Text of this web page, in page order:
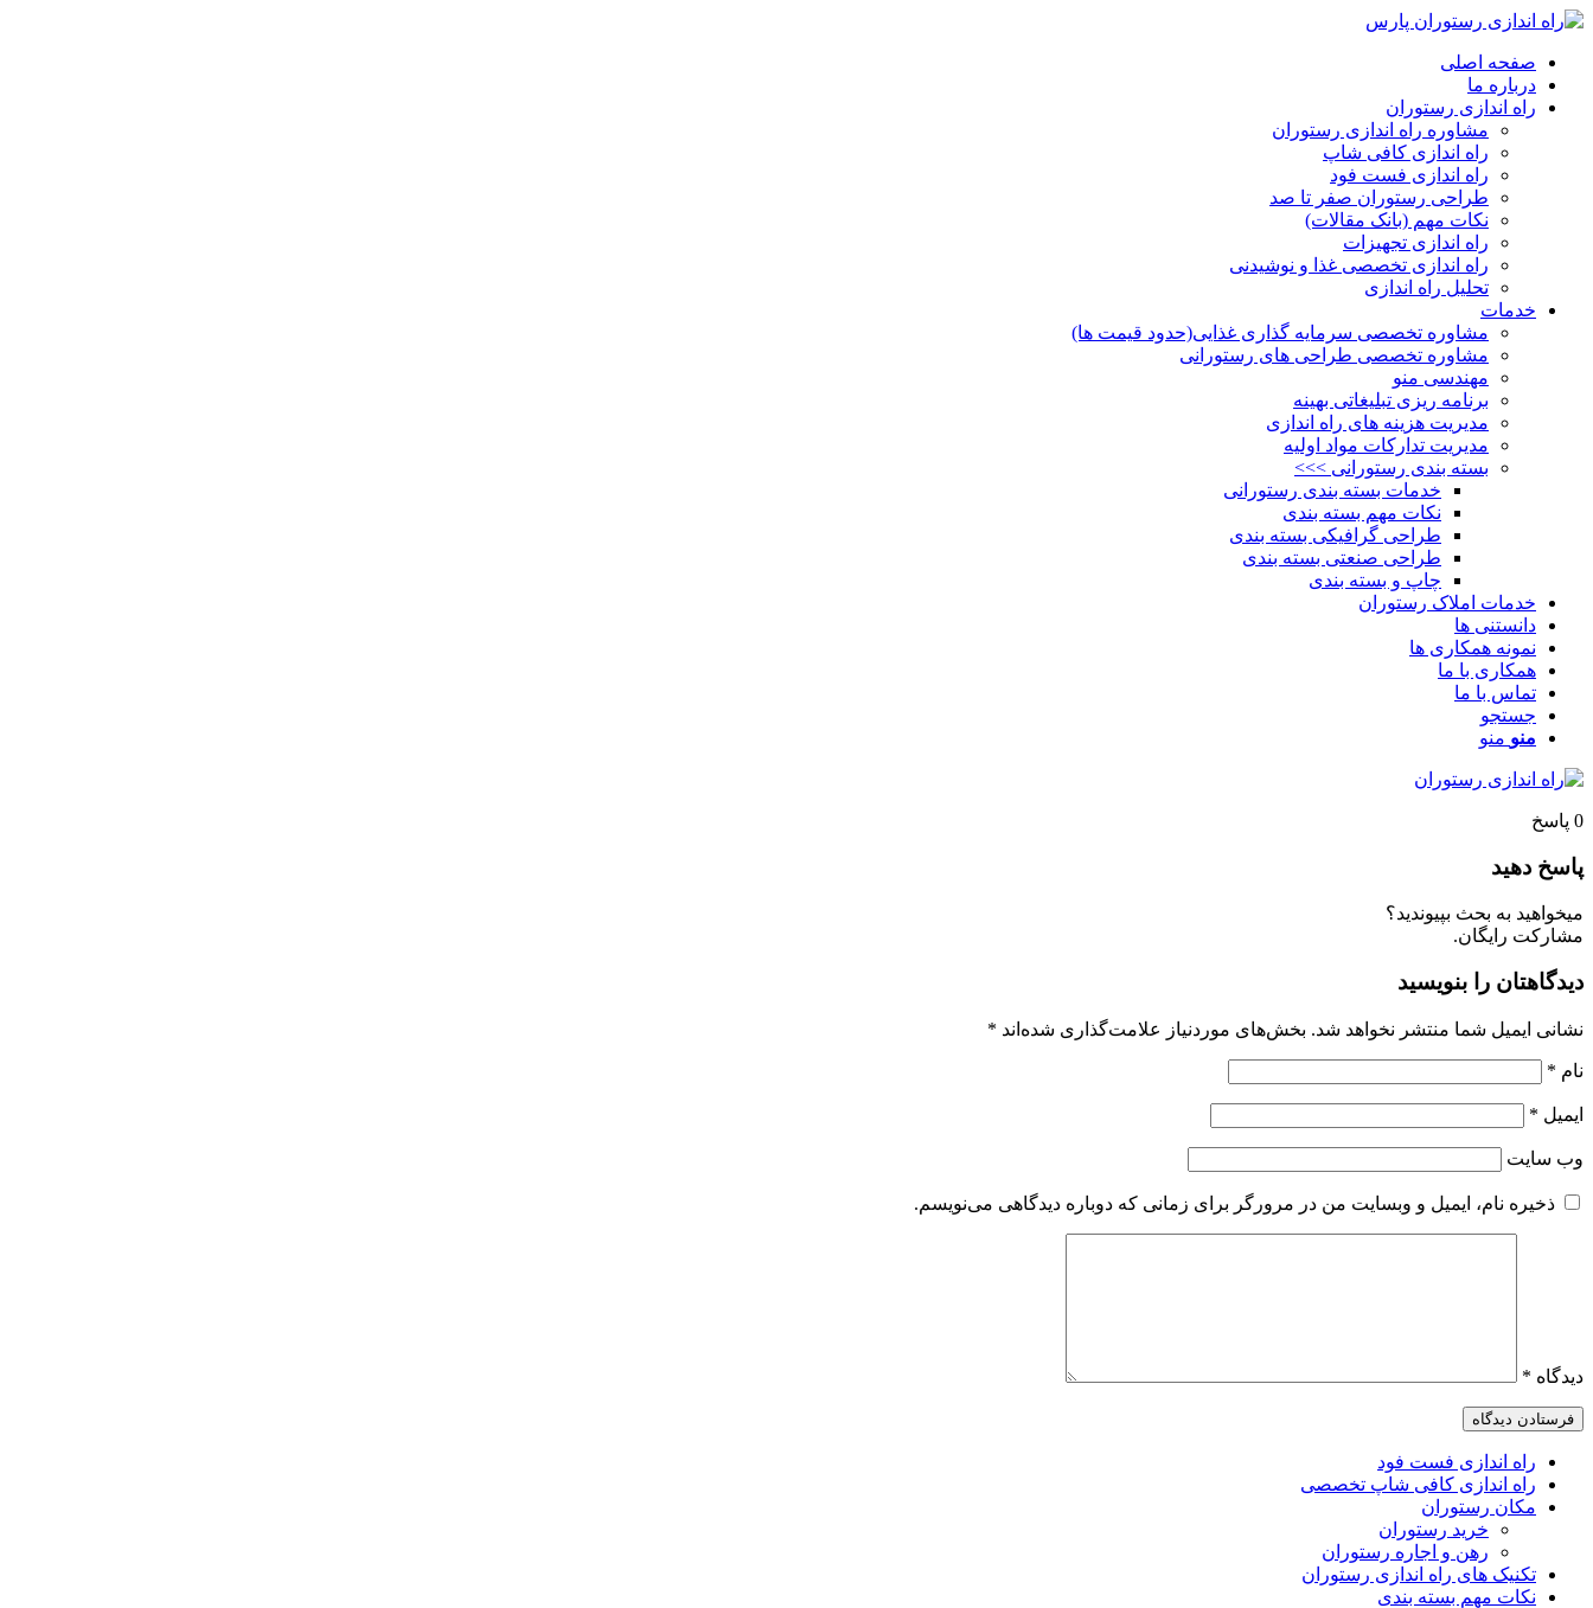
صفحه اصلی
درباره ما
راه اندازی رستوران
مشاوره راه اندازی رستوران
راه اندازی کافی شاپ
راه اندازی فست فود
طراحی رستوران صفر تا صد
نکات مهم (بانک مقالات)
راه اندازی تجهیزات
راه اندازی تخصصی غذا و نوشیدنی
تحلیل راه اندازی
خدمات
مشاوره تخصصی سرمایه گذاری غذایی(حدود قیمت ها)
مشاوره تخصصی طراحی های رستورانی
مهندسی منو
برنامه ریزی تبلیغاتی بهینه
مدیریت هزینه های راه اندازی
مدیریت تدارکات مواد اولیه
بسته بندی رستورانی >>>
خدمات بسته بندی رستورانی
نکات مهم بسته بندی
طراحی گرافیکی بسته بندی
طراحی صنعتی بسته بندی
چاپ و بسته بندی
خدمات املاک رستوران
دانستنی ها
نمونه همکاری ها
همکاری با ما
تماس با ما
جستجو
منو منو
0 پاسخ
پاسخ دهید
میخواهید به بحث بپیوندید؟
مشارکت رایگان.
دیدگاهتان را بنویسید
نشانی ایمیل شما منتشر نخواهد شد. بخش‌های موردنیاز علامت‌گذاری شده‌اند *
نام *
ایمیل *
وب‌ سایت
ذخیره نام، ایمیل و وبسایت من در مرورگر برای زمانی که دوباره دیدگاهی می‌نویسم.
دیدگاه *
راه اندازی فست فود
راه اندازی کافی شاپ تخصصی
مکان رستوران
خرید رستوران
رهن و اجاره رستوران
تکنیک های راه اندازی رستوران
نکات مهم بسته بندی